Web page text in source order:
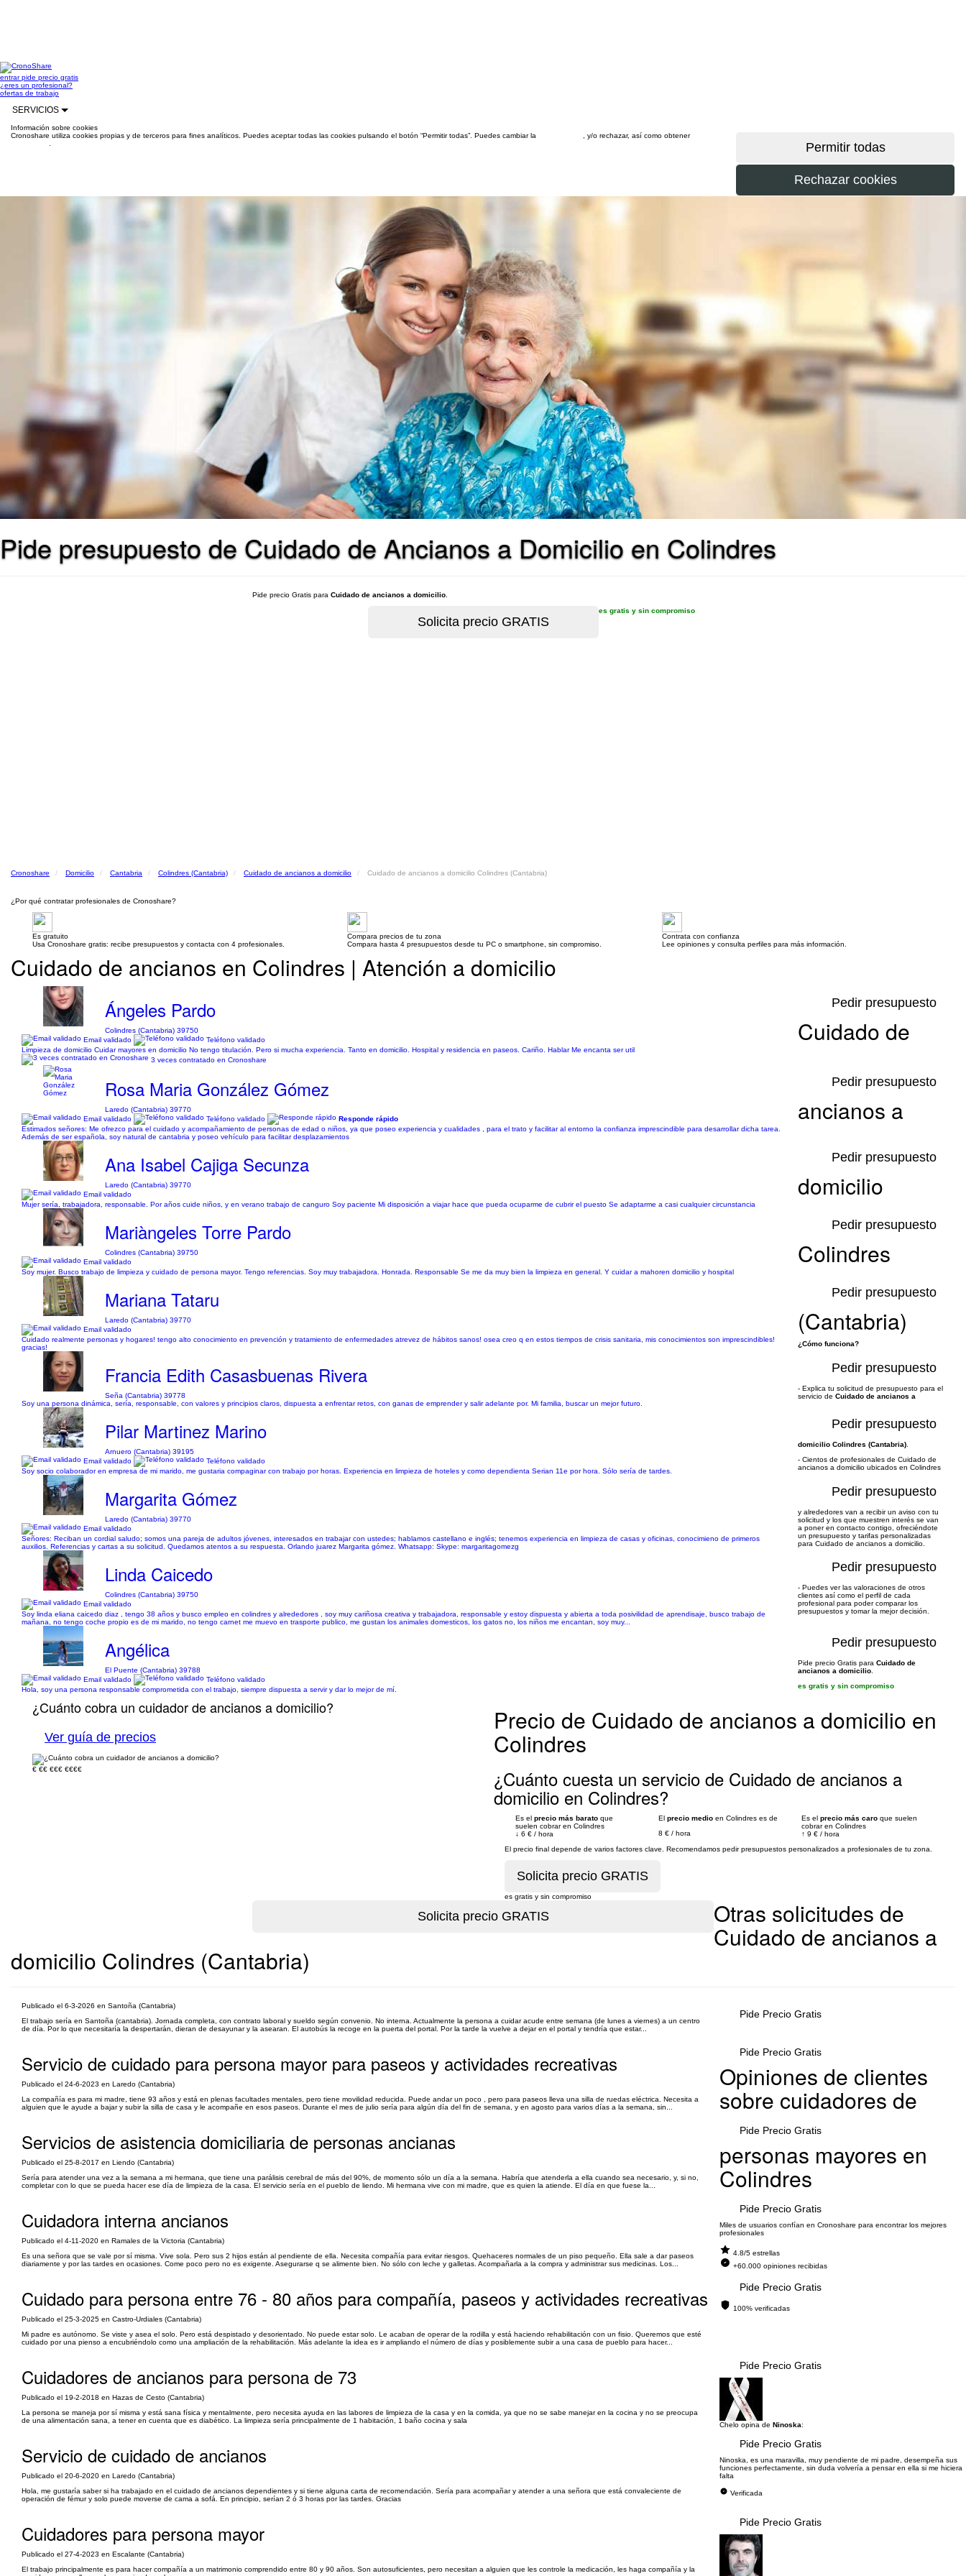
entrarpide precio gratis
¿eres un profesional?
ofertas de trabajo
SERVICIOS
Información sobre cookies
Cronoshare utiliza cookies propias y de terceros para fines analíticos. Puedes aceptar todas las cookies pulsando el botón “Permitir todas”. Puedes cambiar la
, y/o rechazar, así como obtener
Pide presupuesto de Cuidado de Ancianos a Domicilio en Colindres
Pide precio Gratis para Cuidado de ancianos a domicilio
es gratis y sin compromiso
Cronoshare Domicilio Cantabria Colindres (Cantabria) Cuidado de ancianos a domicilio Cuidado de ancianos a domicilio Colindres (Cantabria)
¿Por qué contratar profesionales de Cronoshare?
Es gratuito
Usa Cronoshare gratis: recibe presupuestos y contacta con 4 profesionales.
Compara precios de tu zona
Compara hasta 4 presupuestos desde tu PC o smartphone, sin compromiso.
Contrata con confianza
Lee opiniones y consulta perfiles para más información.
Cuidado de ancianos en Colindres | Atención a domicilio
Ángeles Pardo
Colindres (Cantabria) 39750
Email validado
Teléfono validado
Limpieza de domicilio Cuidar mayores en domicilio No tengo titulación. Pero si mucha experiencia. Tanto en domicilio. Hospital y residencia en paseos. Cariño. Hablar Me encanta ser util
3 veces contratado en Cronoshare
Pedir presupuesto
Rosa Maria González Gómez
Laredo (Cantabria) 39770
Email validado
Teléfono validado
Responde rápido
Estimados señores: Me ofrezco para el cuidado y acompañamiento de personas de edad o niños, ya que poseo experiencia y cualidades , para el trato y facilitar al entorno la confianza imprescindible para desarrollar dicha tarea.
Además de ser española, soy natural de cantabria y poseo vehículo para facilitar desplazamientos
Pedir presupuesto
Ana Isabel Cajiga Secunza
Laredo (Cantabria) 39770
Email validado
Mujer sería, trabajadora, responsable. Por años cuide niños, y en verano trabajo de canguro Soy paciente Mi disposición a viajar hace que pueda ocuparme de cubrir el puesto Se adaptarme a casi cualquier circunstancia
Pedir presupuesto
Mariàngeles Torre Pardo
Colindres (Cantabria) 39750
Email validado
Soy mujer. Busco trabajo de limpieza y cuidado de persona mayor. Tengo referencias. Soy muy trabajadora. Honrada. Responsable Se me da muy bien la limpieza en general. Y cuidar a mahoren domicilio y hospital
Pedir presupuesto
Mariana Tataru
Laredo (Cantabria) 39770
Email validado
Cuidado realmente personas y hogares! tengo alto conocimiento en prevención y tratamiento de enfermedades atrevez de hábitos sanos! osea creo q en estos tiempos de crisis sanitaria, mis conocimientos son imprescindibles!
gracias!
Pedir presupuesto
Francia Edith Casasbuenas Rivera
Seña (Cantabria) 39778
Soy una persona dinámica, sería, responsable, con valores y principios claros, dispuesta a enfrentar retos, con ganas de emprender y salir adelante por. Mi familia, buscar un mejor futuro.
Pedir presupuesto
Pilar Martinez Marino
Arnuero (Cantabria) 39195
Email validado
Teléfono validado
Soy socio colaborador en empresa de mi marido, me gustaria compaginar con trabajo por horas. Experiencia en limpieza de hoteles y como dependienta Serian 11e por hora. Sólo sería de tardes.
Pedir presupuesto
Margarita Gómez
Laredo (Cantabria) 39770
Email validado
Señores: Reciban un cordial saludo; somos una pareja de adultos jóvenes, interesados en trabajar con ustedes; hablamos castellano e inglés; tenemos experiencia en limpieza de casas y oficinas, conocimieno de primeros
auxilios. Referencias y cartas a su solicitud. Quedamos atentos a su respuesta. Orlando juarez Margarita gómez. Whatsapp: Skype: margaritagomezg
Pedir presupuesto
Linda Caicedo
Colindres (Cantabria) 39750
Email validado
Soy linda eliana caicedo diaz , tengo 38 años y busco empleo en colindres y alrededores , soy muy cariñosa creativa y trabajadora, responsable y estoy dispuesta y abierta a toda posivilidad de aprendisaje, busco trabajo de
mañana, no tengo coche propio es de mi marido, no tengo carnet me muevo en trasporte publico, me gustan los animales domesticos, los gatos no, los niños me encantan, soy muy...
Pedir presupuesto
Angélica
El Puente (Cantabria) 39788
Email validado
Teléfono validado
Hola, soy una persona responsable comprometida con el trabajo, siempre dispuesta a servir y dar lo mejor de mí.
Pedir presupuesto
¿Cuánto cobra un cuidador de ancianos a domicilio?
Ver guía de precios
€ €€ €€€ €€€€
Precio de Cuidado de ancianos a domicilio en
Colindres
¿Cuánto cuesta un servicio de Cuidado de ancianos a
domicilio en Colindres?
Es el precio más barato que
suelen cobrar en Colindres
↓ 6 € / hora
El precio medio en Colindres es de
8 € / hora
Es el precio más caro que suelen
cobrar en Colindres
↑ 9 € / hora
El precio final depende de varios factores clave. Recomendamos pedir presupuestos personalizados a profesionales de tu zona.
es gratis y sin compromiso
Cuidado de
ancianos a
domicilio
Colindres
(Cantabria)
¿Cómo funciona?
- Explica tu solicitud de presupuesto para el
servicio de Cuidado de ancianos a
domicilio Colindres (Cantabria)
- Cientos de profesionales de Cuidado de
ancianos a domicilio ubicados en Colindres
y alrededores van a recibir un aviso con tu
solicitud y los que muestren interés se van
a poner en contacto contigo, ofreciéndote
un presupuesto y tarifas personalizadas
para Cuidado de ancianos a domicilio.
- Puedes ver las valoraciones de otros
clientes así como el perfil de cada
profesional para poder comparar los
presupuestos y tomar la mejor decisión.
Pide precio Gratis para Cuidado de
ancianos a domicilio
es gratis y sin compromiso
Otras solicitudes de
Cuidado de ancianos a
domicilio Colindres (Cantabria)
Publicado el 6-3-2026 en Santoña (Cantabria)
El trabajo sería en Santoña (cantabria). Jornada completa, con contrato laboral y sueldo según convenio. No interna. Actualmente la persona a cuidar acude entre semana (de lunes a viernes) a un centro
de día. Por lo que necesitaría la despertarán, dieran de desayunar y la asearan. El autobús la recoge en la puerta del portal. Por la tarde la vuelve a dejar en el portal y tendría que estar...
Pide Precio Gratis
Servicio de cuidado para persona mayor para paseos y actividades recreativas
Publicado el 24-6-2023 en Laredo (Cantabria)
La compañía es para mi madre, tiene 93 años y está en plenas facultades mentales, pero tiene movilidad reducida. Puede andar un poco , pero para paseos lleva una silla de ruedas eléctrica. Necesita a
alguien que le ayude a bajar y subir la silla de casa y le acompañe en esos paseos. Durante el mes de julio sería para algún día del fin de semana, y en agosto para varios días a la semana, sin...
Pide Precio Gratis
Servicios de asistencia domiciliaria de personas ancianas
Publicado el 25-8-2017 en Liendo (Cantabria)
Sería para atender una vez a la semana a mi hermana, que tiene una parálisis cerebral de más del 90%, de momento sólo un día a la semana. Habría que atenderla a ella cuando sea necesario, y, si no,
completar con lo que se pueda hacer ese día de limpieza de la casa. El servicio sería en el pueblo de liendo. Mi hermana vive con mi madre, que es quien la atiende. El día en que fuese la...
Pide Precio Gratis
Cuidadora interna ancianos
Publicado el 4-11-2020 en Ramales de la Victoria (Cantabria)
Es una señora que se vale por sí misma. Vive sola. Pero sus 2 hijos están al pendiente de ella. Necesita compañía para evitar riesgos. Quehaceres normales de un piso pequeño. Ella sale a dar paseos
diariamente y por las tardes en ocasiones. Come poco pero no es exigente. Asegurarse q se alimente bien. No sólo con leche y galletas. Acompañarla a la compra y administrar sus medicinas. Los...
Pide Precio Gratis
Cuidado para persona entre 76 - 80 años para compañía, paseos y actividades recreativas
Publicado el 25-3-2025 en Castro-Urdiales (Cantabria)
Mi padre es autónomo. Se viste y asea el solo. Pero está despistado y desorientado. No puede estar solo. Le acaban de operar de la rodilla y está haciendo rehabilitación con un fisio. Queremos que esté
cuidado por una pienso a encubriéndolo como una ampliación de la rehabilitación. Más adelante la idea es ir ampliando el número de días y posiblemente subir a una casa de pueblo para hacer...
Pide Precio Gratis
Cuidadores de ancianos para persona de 73
Publicado el 19-2-2018 en Hazas de Cesto (Cantabria)
La persona se maneja por sí misma y está sana física y mentalmente, pero necesita ayuda en las labores de limpieza de la casa y en la comida, ya que no se sabe manejar en la cocina y no se preocupa
de una alimentación sana, a tener en cuenta que es diabético. La limpieza sería principalmente de 1 habitación, 1 baño cocina y sala
Pide Precio Gratis
Servicio de cuidado de ancianos
Publicado el 20-6-2020 en Laredo (Cantabria)
Hola, me gustaría saber si ha trabajado en el cuidado de ancianos dependientes y si tiene alguna carta de recomendación. Sería para acompañar y atender a una señora que está convaleciente de
operación de fémur y solo puede moverse de cama a sofá. En principio, serían 2 ó 3 horas por las tardes. Gracias
Pide Precio Gratis
Cuidadores para persona mayor
Publicado el 27-4-2023 en Escalante (Cantabria)
El trabajo principalmente es para hacer compañía a un matrimonio comprendido entre 80 y 90 años. Son autosuficientes, pero necesitan a alguien que les controle la medicación, les haga compañía y la
Pide Precio Gratis
Opiniones de clientes
sobre cuidadores de
personas mayores en
Colindres
Miles de usuarios confían en Cronoshare para encontrar los mejores
profesionales
4.8/5 estrellas
+60.000 opiniones recibidas
100% verificadas
Chelo opina de Ninoska:
Ninoska, es una maravilla, muy pendiente de mi padre, desempeña sus
funciones perfectamente, sin duda volvería a pensar en ella si me hiciera
falta
Verificada